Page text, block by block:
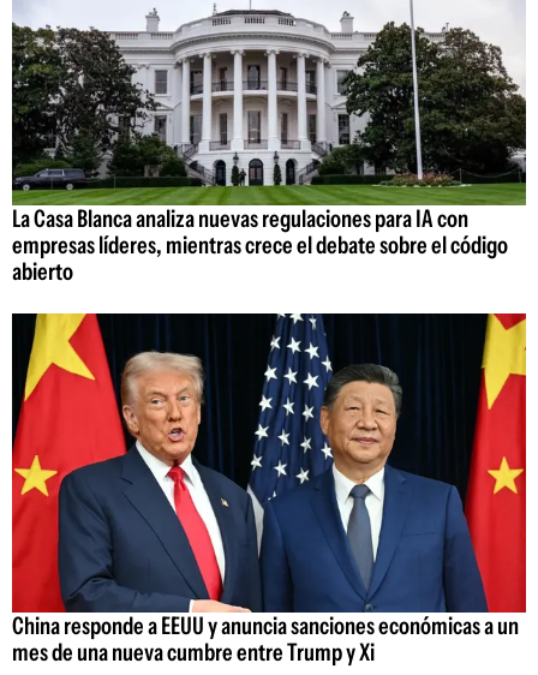
La Casa Blanca analiza nuevas regulaciones para IA con
empresas líderes, mientras crece el debate sobre el código
abierto
China responde a EEUU y anuncia sanciones económicas a un
mes de una nueva cumbre entre Trump y Xi